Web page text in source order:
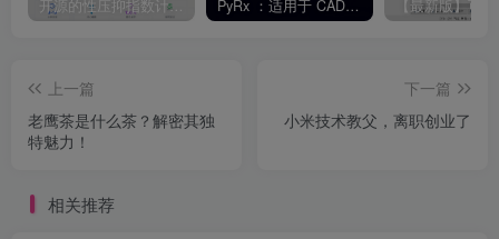
开源的性压抑指数计算器，旨在帮助用户科学地了解自己的性心理特征，促进性健康和亲密关系的发展。 PyRx ：适用于 CAD 二次开发的 Python
上一篇
老鹰茶是什么茶？解密其独
特魅力！
下一篇
小米技术教父，离职创业了
相关推荐